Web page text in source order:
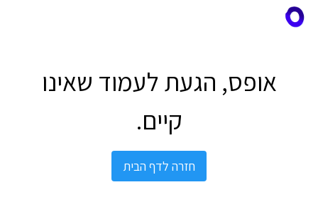
אופס, הגעת לעמוד שאינו
קיים.
חזרה לדף הבית